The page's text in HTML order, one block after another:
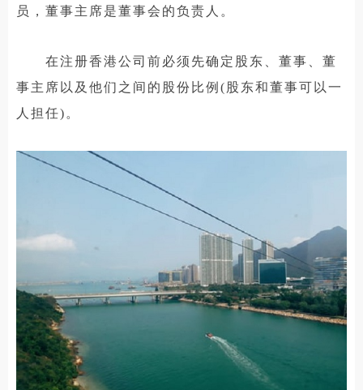
员，董事主席是董事会的负责人。
在注册香港公司前必须先确定股东、董事、董
事主席以及他们之间的股份比例(股东和董事可以一
人担任)。